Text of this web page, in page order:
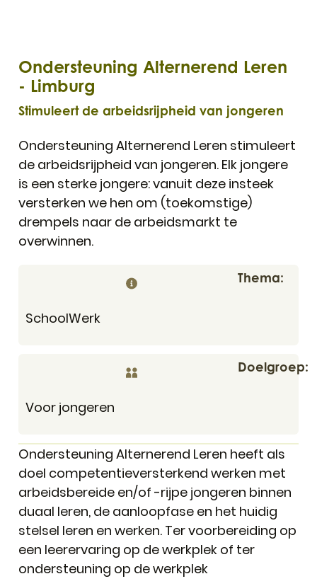
Ondersteuning Alternerend Leren
- Limburg
Stimuleert de arbeidsrijpheid van jongeren
Ondersteuning Alternerend Leren stimuleert
de arbeidsrijpheid van jongeren. Elk jongere
is een sterke jongere: vanuit deze insteek
versterken we hen om (toekomstige)
drempels naar de arbeidsmarkt te
overwinnen.
Thema
SchoolWerk
Doelgroep
Voor jongeren
Ondersteuning Alternerend Leren heeft als
doel competentieversterkend werken met
arbeidsbereide en/of -rijpe jongeren binnen
duaal leren, de aanloopfase en het huidig
stelsel leren en werken. Ter voorbereiding op
een leerervaring op de werkplek of ter
ondersteuning op de werkplek